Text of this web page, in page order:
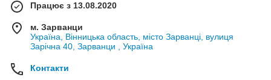
Працює з 13.08.2020
м. Зарванци
Україна, Вінницька область, місто Зарванці, вулиця
Зарічна 40, Зарванци , Україна
Контакти